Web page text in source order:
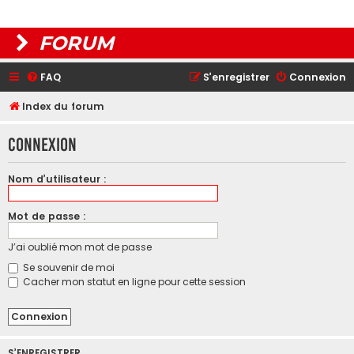
FORUM
FAQ Connexion
S’enregistrer
Index du forum
Connexion
Nom d’utilisateur :
Mot de passe :
J’ai oublié mon mot de passe
Se souvenir de moi
Cacher mon statut en ligne pour cette session